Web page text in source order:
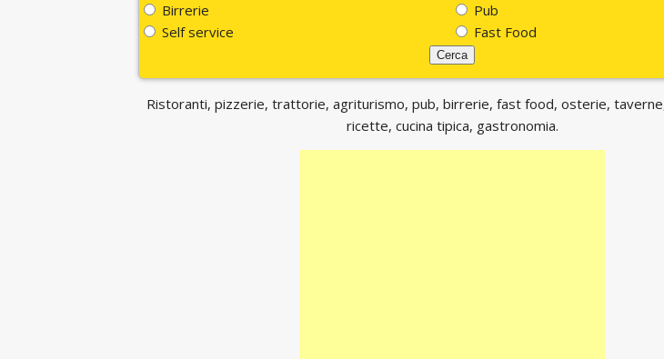
Birrerie
Pub
Self service
Fast Food
Ristoranti, pizzerie, trattorie, agriturismo, pub, birrerie, fast food, osterie,
ricette, cucina tipica, gastronomia.